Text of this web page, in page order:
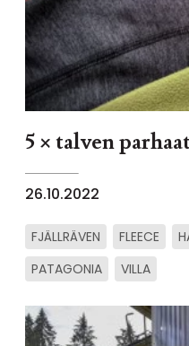
5 × talven
26.10.2022
FJÄLLRÄVEN FLEECE
PATAGONIA
VILLA